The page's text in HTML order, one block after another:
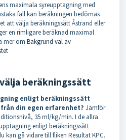
maximala syreupptagning med
fall kan beräkningen bedömas
att välja beräkningssätt Åstrand eller
en rimligare beräknad maximal
mer om Bakgrund val av
beräkningssätt
enligt beräkningssätt
din egen erfarenhet? Jämför
35 ml/kg/min. I de allra
enligt beräkningssätt
kan gå vidare till fliken Resultat KPC.